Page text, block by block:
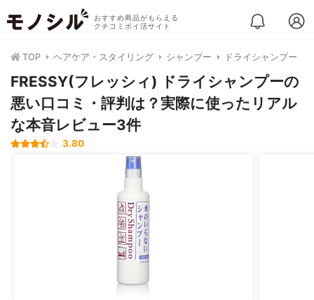
おすすめ商品がもらえる
クチコミポイ活サイト
TOP ヘアケア・スタイリング シャンプー ドライシャンプー
FRESSY(フレッシィ) ドライシャンプーの
悪い口コミ・評判は？実際に使ったリアル
な本音レビュー3件
3.80